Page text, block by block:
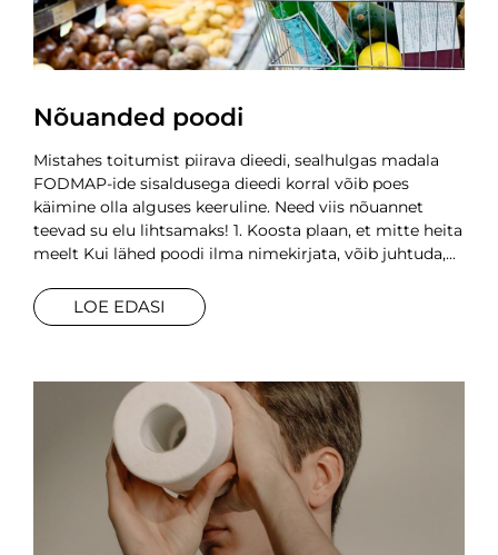
Nõuanded poodi
Mistahes toitumist piirava dieedi, sealhulgas madala
FODMAP-ide sisaldusega dieedi korral võib poes
käimine olla alguses keeruline. Need viis nõuannet
teevad su elu lihtsamaks! 1. Koosta plaan, et mitte heita
meelt Kui lähed poodi ilma nimekirjata, võib juhtuda,
LOE EDASI